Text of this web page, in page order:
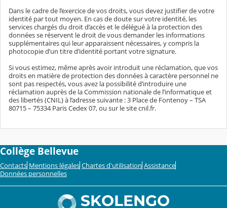
Dans le cadre de l’exercice de vos droits, vous devez justifier de votre
identité par tout moyen. En cas de doute sur votre identité, les
services chargés du droit d’accès et le délégué à la protection des
données se réservent le droit de vous demander les informations
supplémentaires qui leur apparaissent nécessaires, y compris la
photocopie d’un titre d’identité portant votre signature.
Si vous estimez, même après avoir introduit une réclamation, que vos
droits en matière de protection des données à caractère personnel ne
sont pas respectés, vous avez la possibilité d’introduire une
réclamation auprès de la Commission nationale de l’informatique et
des libertés (CNIL) à l’adresse suivante : 3 Place de Fontenoy – TSA
80715 – 75334 Paris Cedex 07, ou sur le site cnil.fr.
Collège Bellevue
Contacts Mentions légales Chartes d'utilisation Assistance
Données personnelles